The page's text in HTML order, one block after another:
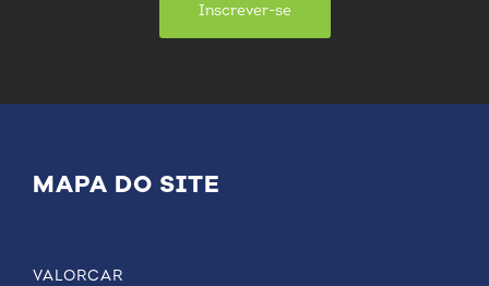
Inscrever-se
MAPA DO SITE
VALORCAR